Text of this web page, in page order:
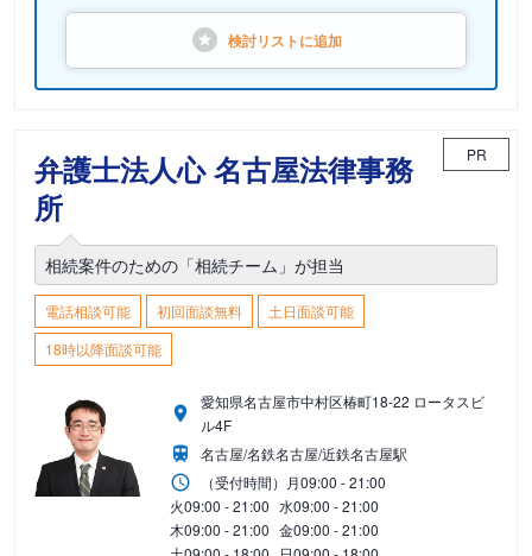
検討リストに追加
弁護士法人心 名古屋法律事務
所
PR
相続案件のための「相続チーム」が担当
電話相談可能 初回面談無料
土日面談可能
18時以降面談可能
愛知県名古屋市中村区椿町18-22 ロータスビ
ル4F
名古屋/名鉄名古屋/近鉄名古屋駅
（受付時間） 月09:00 - 21:00
火09:00 - 21:00 水09:00 - 21:00
木09:00 - 21:00 金09:00 - 21:00